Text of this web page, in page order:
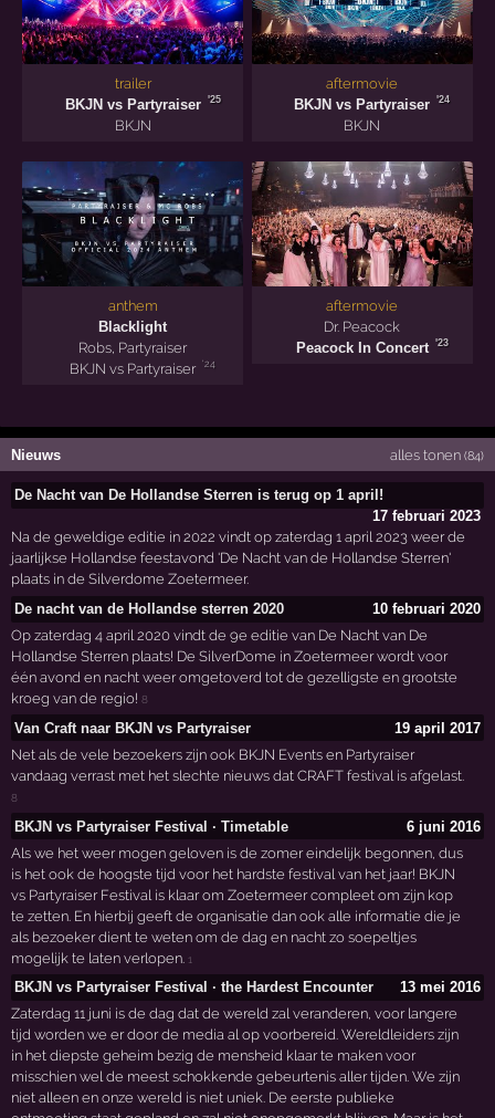
trailer
BKJN vs Partyraiser
'25
BKJN
aftermovie
BKJN vs Partyraiser
'24
BKJN
anthem
Blacklight
Robs Partyraiser
BKJN vs Partyraiser '24
aftermovie
Dr. Peacock
Peacock In Concert
'23
Nieuws alles tonen (84)
De Nacht van De Hollandse Sterren is terug op 1 april!
17 februari 2023
Na de geweldige editie in 2022 vindt op zaterdag 1 april 2023 weer de
jaarlijkse Hollandse feestavond 'De Nacht van de Hollandse Sterren'
plaats in de Silverdome Zoetermeer.
De nacht van de Hollandse sterren 2020
10 februari 2020
Op zaterdag 4 april 2020 vindt de 9e editie van De Nacht van De
Hollandse Sterren plaats! De SilverDome in Zoetermeer wordt voor
één avond en nacht weer omgetoverd tot de gezelligste en grootste
kroeg van de regio!8
Van Craft naar BKJN vs Partyraiser
19 april 2017
Net als de vele bezoekers zijn ook BKJN Events en Partyraiser
vandaag verrast met het slechte nieuws dat CRAFT festival is afgelast.
8
BKJN vs Partyraiser Festival · Timetable
6 juni 2016
Als we het weer mogen geloven is de zomer eindelijk begonnen, dus
is het ook de hoogste tijd voor het hardste festival van het jaar! BKJN
vs Partyraiser Festival is klaar om Zoetermeer compleet om zijn kop
te zetten. En hierbij geeft de organisatie dan ook alle informatie die je
als bezoeker dient te weten om de dag en nacht zo soepeltjes
mogelijk te laten verlopen.1
BKJN vs Partyraiser Festival · the Hardest Encounter
13 mei 2016
Zaterdag 11 juni is de dag dat de wereld zal veranderen, voor langere
tijd worden we er door de media al op voorbereid. Wereldleiders zijn
in het diepste geheim bezig de mensheid klaar te maken voor
misschien wel de meest schokkende gebeurtenis aller tijden. We zijn
niet alleen en onze wereld is niet uniek. De eerste publieke